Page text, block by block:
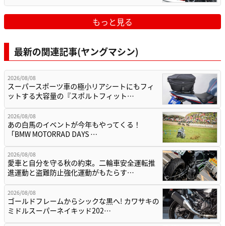
もっと見る
最新の関連記事(ヤングマシン)
2026/08/08
スーパースポーツ車の極小リアシートにもフィ
ットする大容量の『スポルトフィット…
2026/08/08
あの白馬のイベントが今年もやってくる！
「BMW MOTORRAD DAYS …
2026/08/08
愛車と自分を守る秋の約束。二輪車安全運転推
進運動と盗難防止強化運動がもたらす…
2026/08/08
ゴールドフレームからシックな黒へ! カワサキの
ミドルスーパーネイキッド202…